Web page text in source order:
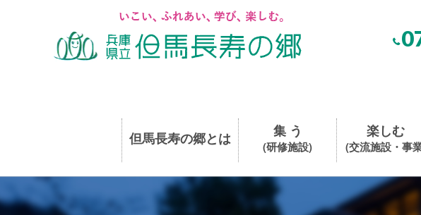
但馬長寿の郷とは 集 う
(研修施設)
楽しむ
(交流施設・事